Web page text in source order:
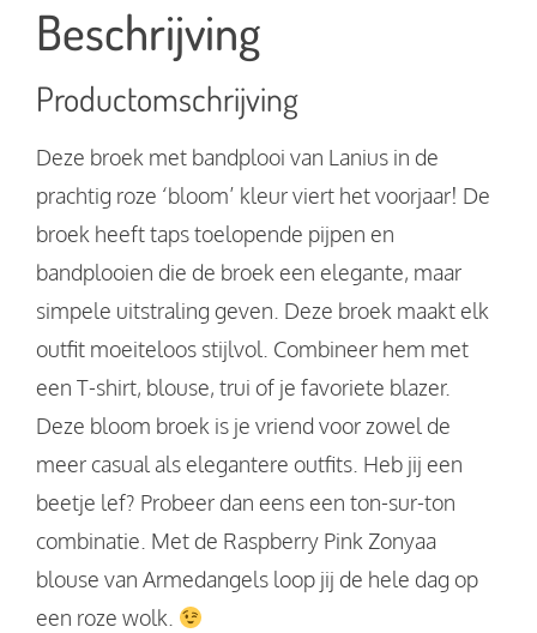
Beschrijving
Productomschrijving
Deze broek met bandplooi van Lanius in de
prachtig roze ‘bloom’ kleur viert het voorjaar! De
broek heeft taps toelopende pijpen en
bandplooien die de broek een elegante, maar
simpele uitstraling geven. Deze broek maakt elk
outfit moeiteloos stijlvol. Combineer hem met
een T-shirt, blouse, trui of je favoriete blazer.
Deze bloom broek is je vriend voor zowel de
meer casual als elegantere outfits. Heb jij een
beetje lef? Probeer dan eens een ton-sur-ton
combinatie. Met de Raspberry Pink Zonyaa
blouse van Armedangels loop jij de hele dag op
een roze wolk.